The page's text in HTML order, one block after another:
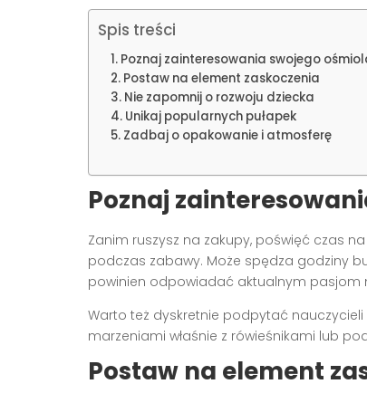
Spis treści
Poznaj zainteresowania swojego
Postaw na element zaskoczenia
Nie zapomnij o rozwoju dziecka
Unikaj popularnych pułapek
Zadbaj o opakowanie i atmosferę
Poznaj
Zanim ruszysz na zakupy, poświęć czas
podczas zabawy. Może spędza godziny
powinien odpowiadać aktualnym pasjom
Warto też dyskretnie podpytać
marzeniami właśnie z rówieśnikami lub
Postaw na element